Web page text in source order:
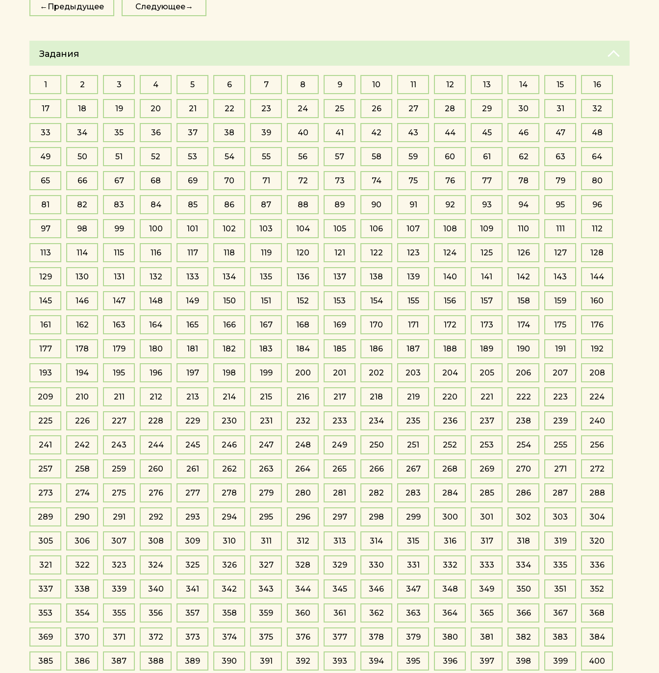
Предыдущее Следующее
Задания
1 2 3 4 5 6 7 8 9 10 11 12 13 14 15 16
17 18 19 20 21 22 23 24 25 26 27 28 29 30 31 32
33 34 35 36 37 38 39 40 41 42 43 44 45 46 47 48
49 50 51 52 53 54 55 56 57 58 59 60 61 62 63 64
65 66 67 68 69 70 71 72 73 74 75 76 77 78 79 80
81 82 83 84 85 86 87 88 89 90 91 92 93 94 95 96
97 98 99 100 101 102 103 104 105 106 107 108 109 110 111 112
113 114 115 116 117 118 119 120 121 122 123 124 125 126 127 128
129 130 131 132 133 134 135 136 137 138 139 140 141 142 143 144
145 146 147 148 149 150 151 152 153 154 155 156 157 158 159 160
161 162 163 164 165 166 167 168 169 170 171 172 173 174 175 176
177 178 179 180 181 182 183 184 185 186 187 188 189 190 191 192
193 194 195 196 197 198 199 200 201 202 203 204 205 206 207 208
209 210 211 212 213 214 215 216 217 218 219 220 221 222 223 224
225 226 227 228 229 230 231 232 233 234 235 236 237 238 239 240
241 242 243 244 245 246 247 248 249 250 251 252 253 254 255 256
257 258 259 260 261 262 263 264 265 266 267 268 269 270 271 272
273 274 275 276 277 278 279 280 281 282 283 284 285 286 287 288
289 290 291 292 293 294 295 296 297 298 299 300 301 302 303 304
305 306 307 308 309 310 311 312 313 314 315 316 317 318 319 320
321 322 323 324 325 326 327 328 329 330 331 332 333 334 335 336
337 338 339 340 341 342 343 344 345 346 347 348 349 350 351 352
353 354 355 356 357 358 359 360 361 362 363 364 365 366 367 368
369 370 371 372 373 374 375 376 377 378 379 380 381 382 383 384
385 386 387 388 389 390 391 392 393 394 395 396 397 398 399 400